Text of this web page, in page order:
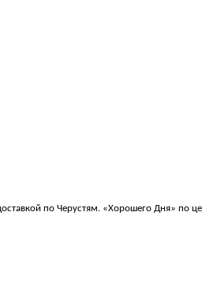
по Черустям. «Хорошего Дня» по